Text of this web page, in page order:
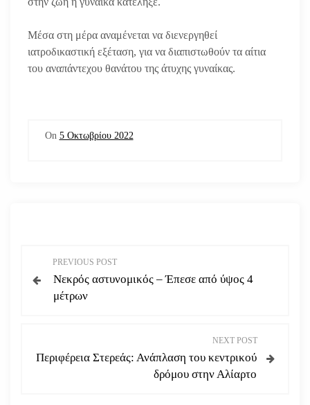
Μέσα στη μέρα αναμένεται να διενεργηθεί
ιατροδικαστική εξέταση, για να διαπιστωθούν τα αίτια
του αναπάντεχου θανάτου της άτυχης γυναίκας.
On 5 Οκτωβρίου 2022
λ
PREVIOUS POST
Νεκρός αστυνομικός – Έπεσε από ύψος 4
μέτρων
NEXT POST
Περιφέρεια Στερεάς: Ανάπλαση του κεντρικού
δρόμου στην Αλίαρτο